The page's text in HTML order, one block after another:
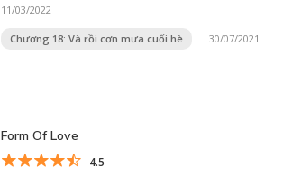
11/03/2022
Chương 18: Và rồi cơn mưa cuối hè 30/07/2021
Form Of Love
4.5